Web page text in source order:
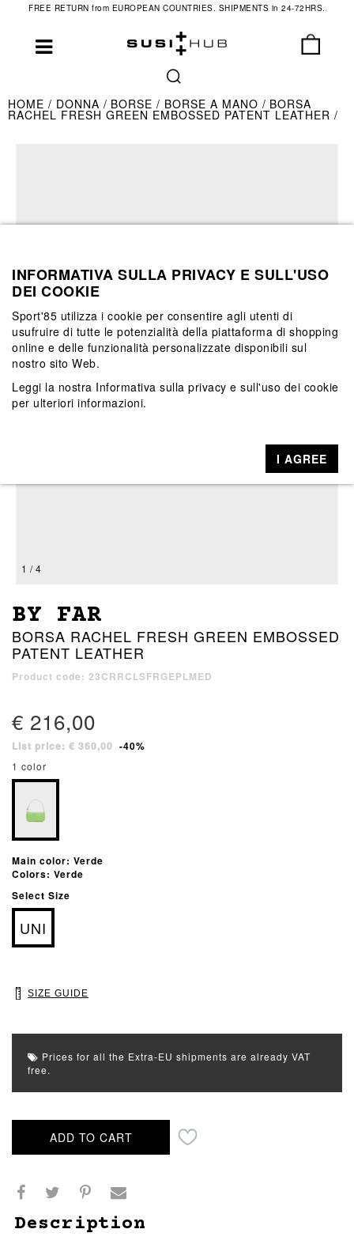
FREE RETURN from EUROPEAN COUNTRIES. SHIPMENTS in 24-72HRS.
HOME DONNA BORSE BORSE A MANO BORSA
RACHEL FRESH GREEN EMBOSSED PATENT LEATHER
1 / 4
BY FAR
BORSA RACHEL FRESH GREEN EMBOSSED
PATENT LEATHER
Product code: 23CRRCLSFRGEPLMED
€ 216,00
List price: € 360,00 -40%
1 color
Main color: Verde
Colors: Verde
Select Size
UNI
SIZE GUIDE
Prices for all the Extra-EU shipments are already VAT
free.
ADD TO CART
Description
INFORMATIVA SULLA PRIVACY E SULL'USO
DEI COOKIE
Sport'85 utilizza i cookie per consentire agli utenti di
usufruire di tutte le potenzialità della piattaforma di shopping
online e delle funzionalità personalizzate disponibili sul
nostro sito Web.
Leggi la nostra Informativa sulla privacy e sull'uso dei cookie
per ulteriori informazioni.
I AGREE